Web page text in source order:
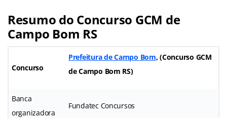
Resumo do Concurso GCM de
Campo Bom RS
Concurso
Prefeitura de Campo Bom, (Concurso GCM
de Campo Bom RS)
Banca
organizadora
Fundatec Concursos